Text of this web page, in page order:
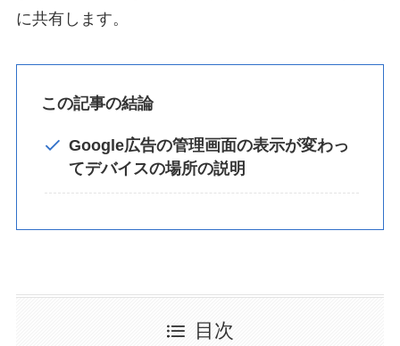
に共有します。
この記事の結論
Google広告の管理画面の表示が変わっ
てデバイスの場所の説明
目次